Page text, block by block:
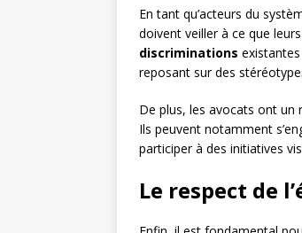
En tant qu’acteurs du
doivent veiller à ce que
discriminations
reposant sur des
De plus, les avocats ont
Ils peuvent notamment
participer à des initiatives
Le respect de